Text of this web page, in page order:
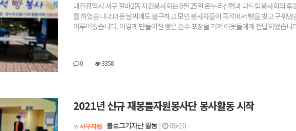
대전광역시 서구 갈마2동 자원봉사회는 6월 25일 온누리신협과 다드림봉사회의
를 하였습니다.더운 날씨에도 불구하고 모인 봉사자들이 즉석에서 빵을 빚고 구워
이루어졌습니다. 이렇게 만들어진 빵은 손수 포장을 거쳐 이웃들에게 전달되었
0 3358
2021년 신규 재봉틀자원봉사단 봉사활동 시작
by서구자원 블로그기자단 활동 | 06-10